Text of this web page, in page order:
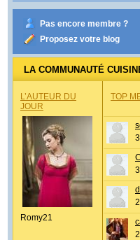
Pas encore membre ?
Proposez votre blog
LA COMMUNAUTÉ
L’AUTEUR DU
JOUR
Romy21
TOP